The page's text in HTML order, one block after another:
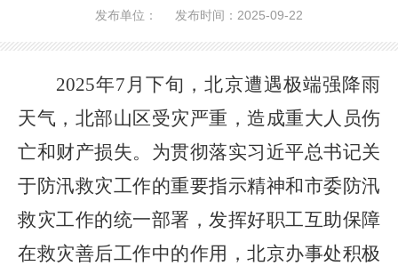
发布单位： 发布时间：2025-09-22
2025年7月下旬，北京遭遇极端强降雨
天气，北部山区受灾严重，造成重大人员伤
亡和财产损失。 为贯彻落实习近平总书记关
于防汛救灾工作的重要指示精神和市委防汛
救灾工作的统一部署 ， 发挥好职工互助保障
在救灾善后工作中的作用 ，北京办事处积极